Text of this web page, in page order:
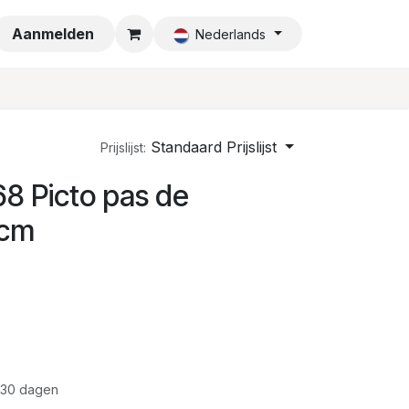
Aanmelden Nederlands
Prijslijst: Standaard Prijslijst
Picto pas de
dagen